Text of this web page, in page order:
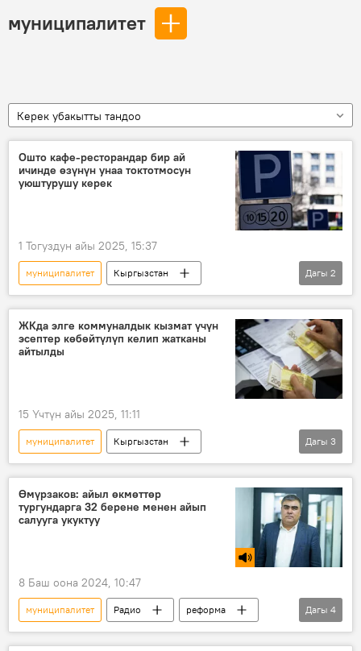
муниципалитет
Керек убакытты тандоо
Ошто кафе-ресторандар бир ай
ичинде өзүнүн унаа токтотмосун
уюштурушу керек
1 Тогуздун айы 2025, 15:37
муниципалитет
Кыргызстан
Ош облусу
ишкана
унаа токтотуучу жай
Дагы 2
ЖКда элге коммуналдык кызмат үчүн
эсептер көбөйтүлүп келип жатканы
айтылды
15 Үчтүн айы 2025, 11:11
муниципалитет
Кыргызстан
Жогорку Кеңеш
депутат Бишкек
Дагы 3
Өмүрзаков: айыл өкмөттөр
тургундарга 32 берене менен айып
салууга укуктуу
8 Баш оона 2024, 10:47
муниципалитет Радио
реформа
Кыргызстан
мыйзам
өзгөрүү
Дагы 4